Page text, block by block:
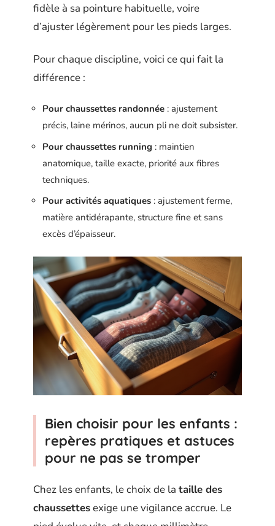
fidèle à sa pointure habituelle, voire
d’ajuster légèrement pour les pieds larges.
Pour chaque discipline, voici ce qui fait la
différence :
Pour chaussettes randonnée : ajustement
précis, laine mérinos, aucun pli ne doit subsister.
Pour chaussettes running : maintien
anatomique, taille exacte, priorité aux fibres
techniques.
Pour activités aquatiques : ajustement ferme,
matière antidérapante, structure fine et sans
excès d’épaisseur.
Bien choisir pour les enfants :
repères pratiques et astuces
pour ne pas se tromper
Chez les enfants, le choix de la taille des
chaussettesexige une vigilance accrue. Le